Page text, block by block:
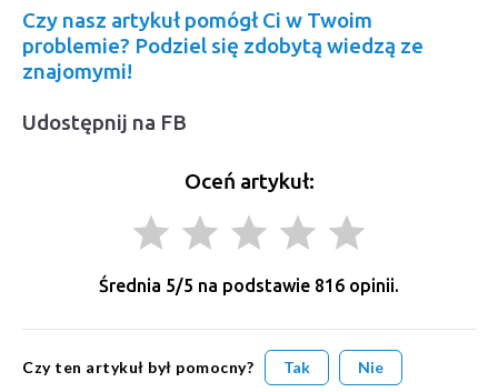
Czy nasz artykuł pomógł Ci w Twoim
problemie? Podziel się zdobytą wiedzą ze
znajomymi!
Udostępnij na FB
Oceń artykuł:
grade grade grade grade grade
Średnia 5/5 na podstawie 816 opinii.
Czy ten artykuł był pomocny? Tak Nie